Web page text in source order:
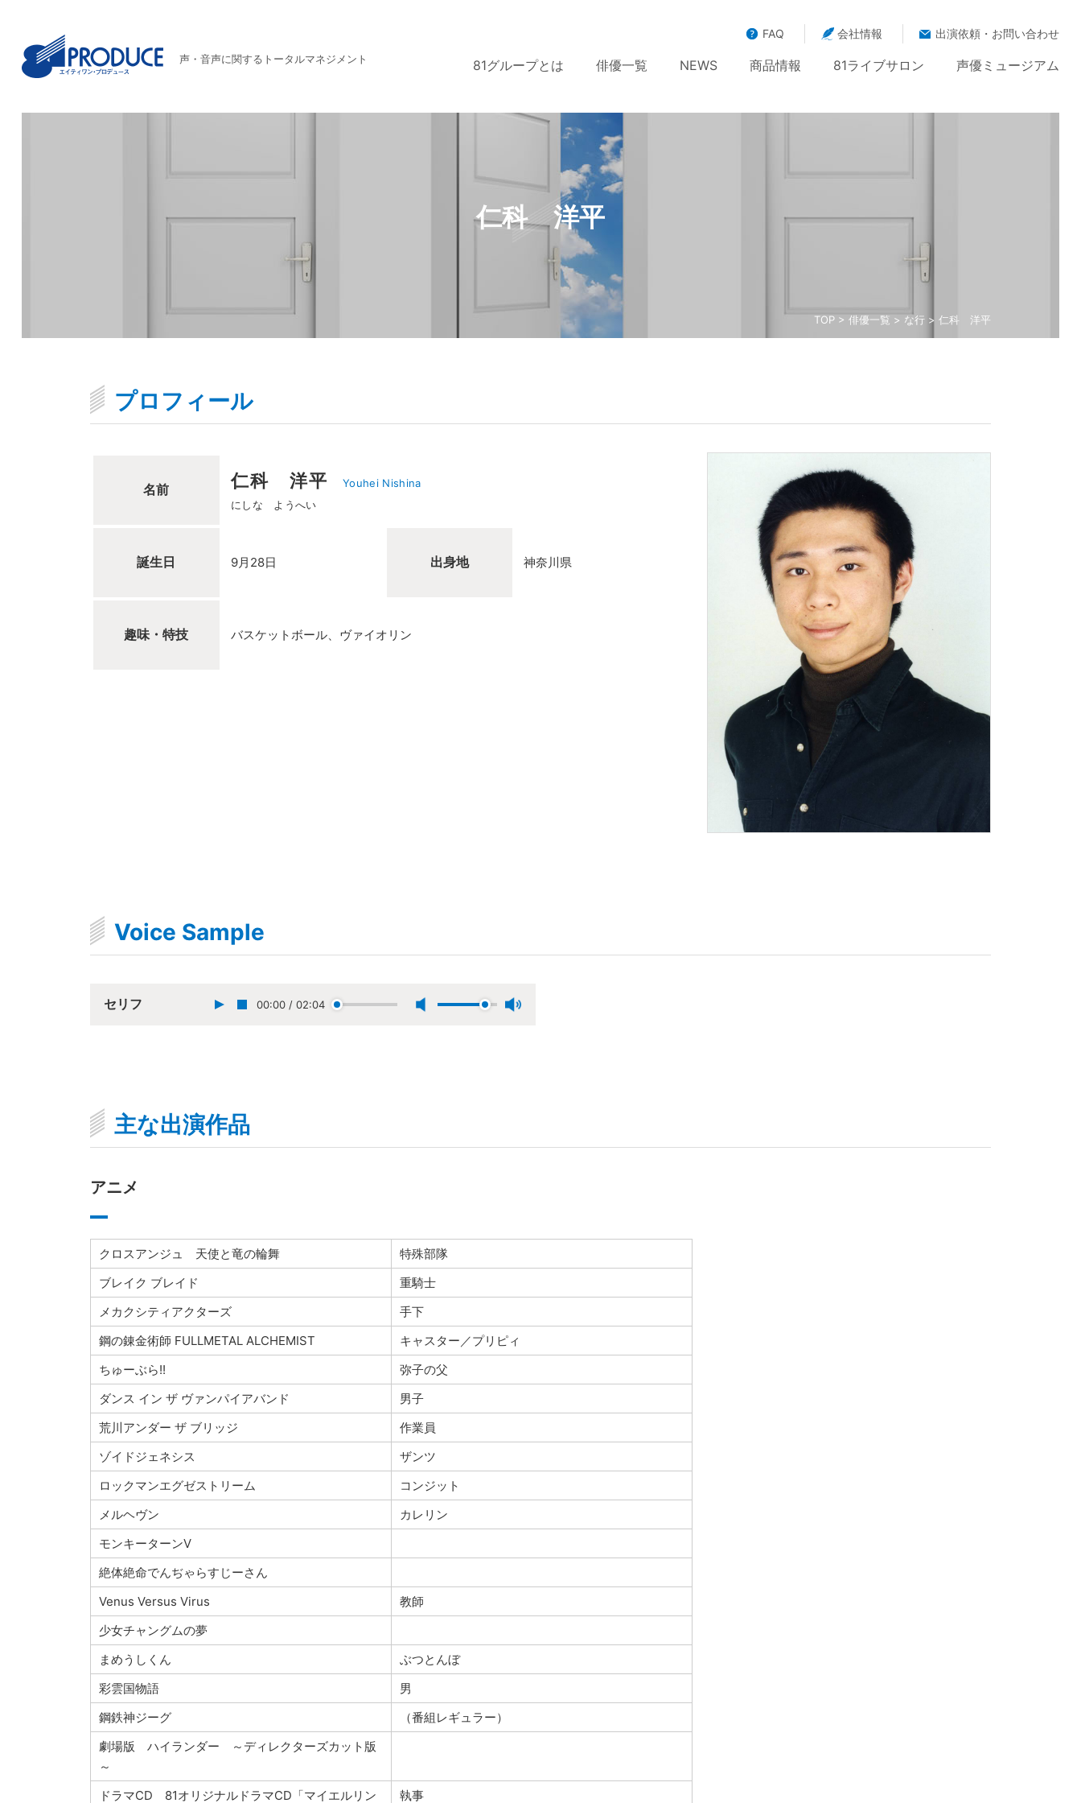
声・音声に関するトータルマネジメント
FAQ 会社情報 出演依頼・お問い合わせ
81グループとは 俳優一覧 NEWS 商品情報 81ライブサロン 声優ミュージアム
TOP> 俳優一覧 > な行> 仁科 洋平
仁科 洋平
プロフィール
名前 仁科 洋平
Youhei Nishina
にしな ようへい
誕生日 9月28日 出身地 神奈川県
趣味・特技 バスケットボール、ヴァイオリン
Voice Sample
セリフ 00:00 / 02:04
主な出演作品
アニメ
クロスアンジュ 天使と竜の輪舞
特殊部隊
ブレイク ブレイド
重騎士
メカクシティアクターズ
手下
鋼の錬金術師 FULLMETAL ALCHEMIST
キャスター／プリピィ
ちゅーぶら!!
弥子の父
ダンス イン ザ ヴァンパイアバンド
男子
荒川アンダー ザ ブリッジ
作業員
ゾイドジェネシス
ザンツ
ロックマンエグゼストリーム
コンジット
メルヘヴン
カレリン
モンキーターンV
絶体絶命でんぢゃらすじーさん
Venus Versus Virus
教師
少女チャングムの夢
まめうしくん
ぶつとんぼ
彩雲国物語
男
鋼鉄神ジーグ
（番組レギュラー）
劇場版 ハイランダー ～ディレクターズカット版
～
ドラマCD 81オリジナルドラマCD「マイエルリン
執事